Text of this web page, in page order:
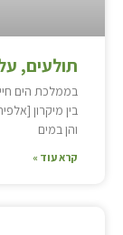
תולעים,
בממלכת הים
בין מיקרון
והן במים
קרא עוד »